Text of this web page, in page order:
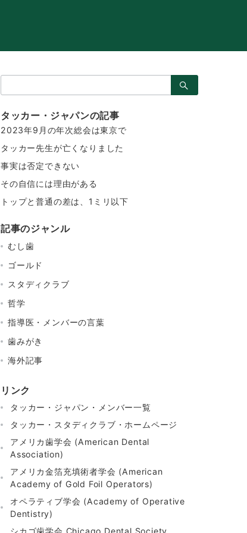
索：
タッカー・ジャパンの記事
2023年9月の年次総会は東京で
タッカー先生が亡くなりました
事実は否定できない
その自信には理由がある
トップと普通の差は、1ミリ以下
記事のジャンル
むし歯
ゴールド
スタディクラブ
哲学
指導医・メンバーの言葉
歯みがき
海外記事
リンク
タッカー・ジャパン・メンバー一覧
タッカー・スタディクラブ・ホームページ
アメリカ歯学会 (American Dental
Association)
アメリカ金箔充填術者学会 (American
Academy of Gold Foil Operators)
オペラティブ学会 (Academy of Operative
Dentistry)
シカゴ歯学会 Chicago Dental Society